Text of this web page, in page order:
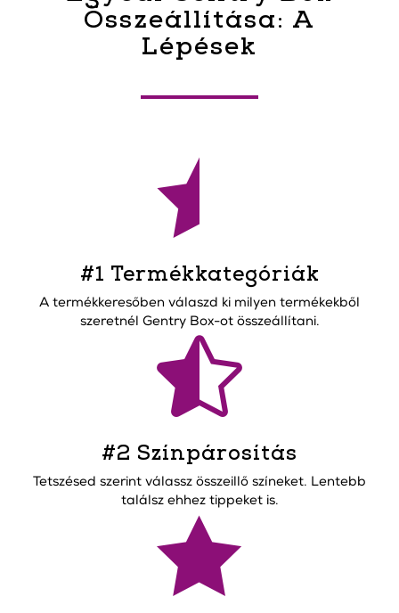
Összeállítása: A
Lépések

#1 Termékkategóriák
A termékkeresőben válaszd ki milyen termékekből
szeretnél Gentry Box-ot összeállítani.

#2 Színpárosítás
Tetszésed szerint válassz összeillő színeket. Lentebb
találsz ehhez tippeket is.
